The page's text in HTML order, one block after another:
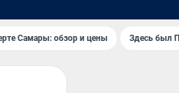
Самары: обзор и цены Здесь был